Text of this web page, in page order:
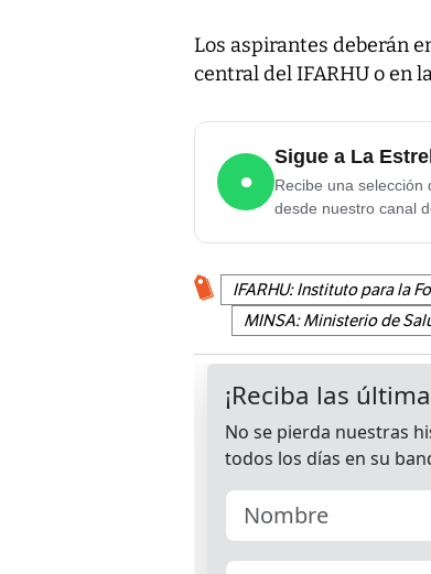
Los aspirantes deberán
central del IFARHU o en
●
Sigue a La
Recibe una selección
desde nuestro canal
IFARHU: Instituto para la
MINSA: Ministerio de